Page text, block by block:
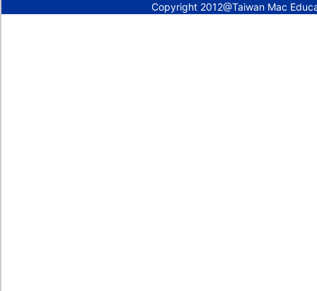
Copyright 2012@Taiwan Mac